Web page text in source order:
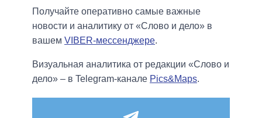
Получайте оперативно самые важные
новости и аналитику от «Слово и дело» в
вашем VIBER-мессенджере.
Визуальная аналитика от редакции «Слово и
дело» – в Telegram-канале Pics&Maps.